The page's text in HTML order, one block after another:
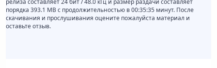
релиза составляет 24 бит / 48.0 кГц и размер раздачи составляет
порядка 393.1 MB с продолжительностью в 00:35:35 минут. После
скачивания и прослушивания оцените пожалуйста материал и
оставьте отзыв.